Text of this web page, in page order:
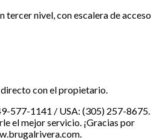
tercer nivel, con escalera de acceso
con el propietario.
577-1141 / USA: (305) 257-8675.
el mejor servicio. ¡Gracias por